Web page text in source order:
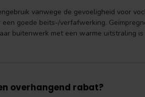
vanwege de gevoeligheid voor
een goede beits-/verfafwerking.
buitenwerk met een warme uitstraling is
overhangend rabat?